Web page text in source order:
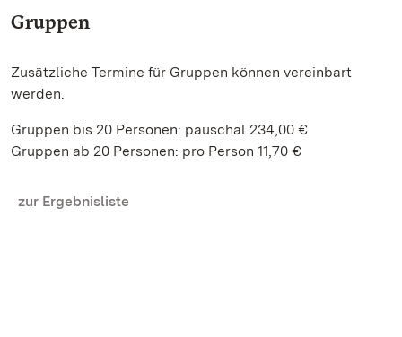
Gruppen
Zusätzliche Termine für Gruppen können vereinbart
werden.
Gruppen bis 20 Personen: pauschal 234,00 €
Gruppen ab 20 Personen: pro Person 11,70 €
zur Ergebnisliste